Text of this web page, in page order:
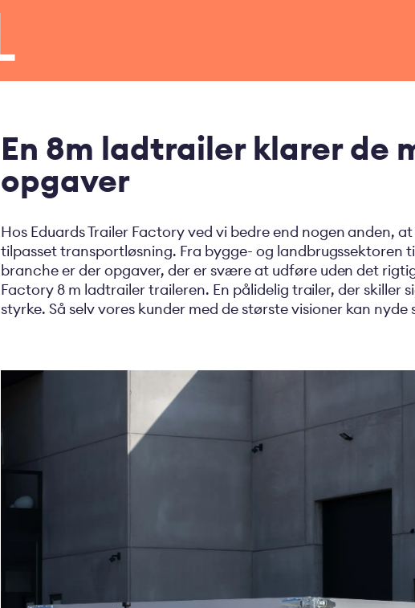
En 8m ladtrailer klarer de
opgaver
Hos Eduards Trailer Factory ved vi bedre end nogen anden,
tilpasset transportløsning. Fra bygge- og landbrugssektoren
branche er der opgaver, der er svære at udføre uden det
Factory 8 m ladtrailer traileren. En pålidelig trailer, der
styrke. Så selv vores kunder med de største visioner kan